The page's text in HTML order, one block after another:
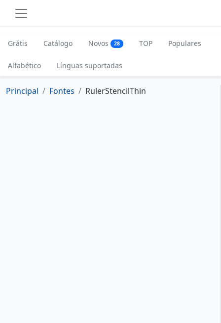
Grátis Catálogo Novos 28 TOP Populares
Alfabético Línguas suportadas
Principal Fontes RulerStencilThin